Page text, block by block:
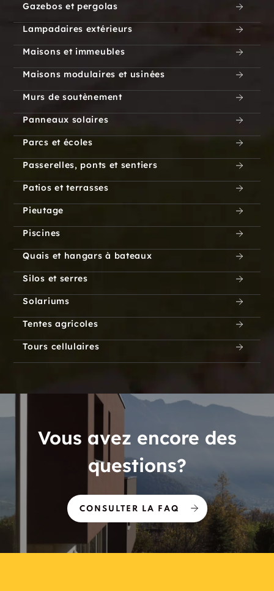
Gazebos et pergolas
Lampadaires extérieurs
Maisons et immeubles
Maisons modulaires et usinées
Murs de soutènement
Panneaux solaires
Parcs et écoles
Passerelles, ponts et sentiers
Patios et terrasses
Pieutage
Piscines
Quais et hangars à bateaux
Silos et serres
Solariums
Tentes agricoles
Tours cellulaires
Vous avez encore des
questions?
CONSULTER LA FAQ